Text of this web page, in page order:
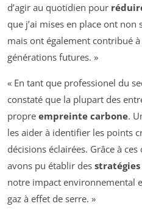
d’agir au quotidien pour
que j’ai mises en place ont
mais ont également contribué
générations futures. »
« En tant que professionel du
constaté que la plupart des
propre empreinte carbone.
les aider à identifier les points
décisions éclairées. Grâce à
avons pu établir des stratégies
notre impact environnemental
gaz à effet de serre. »